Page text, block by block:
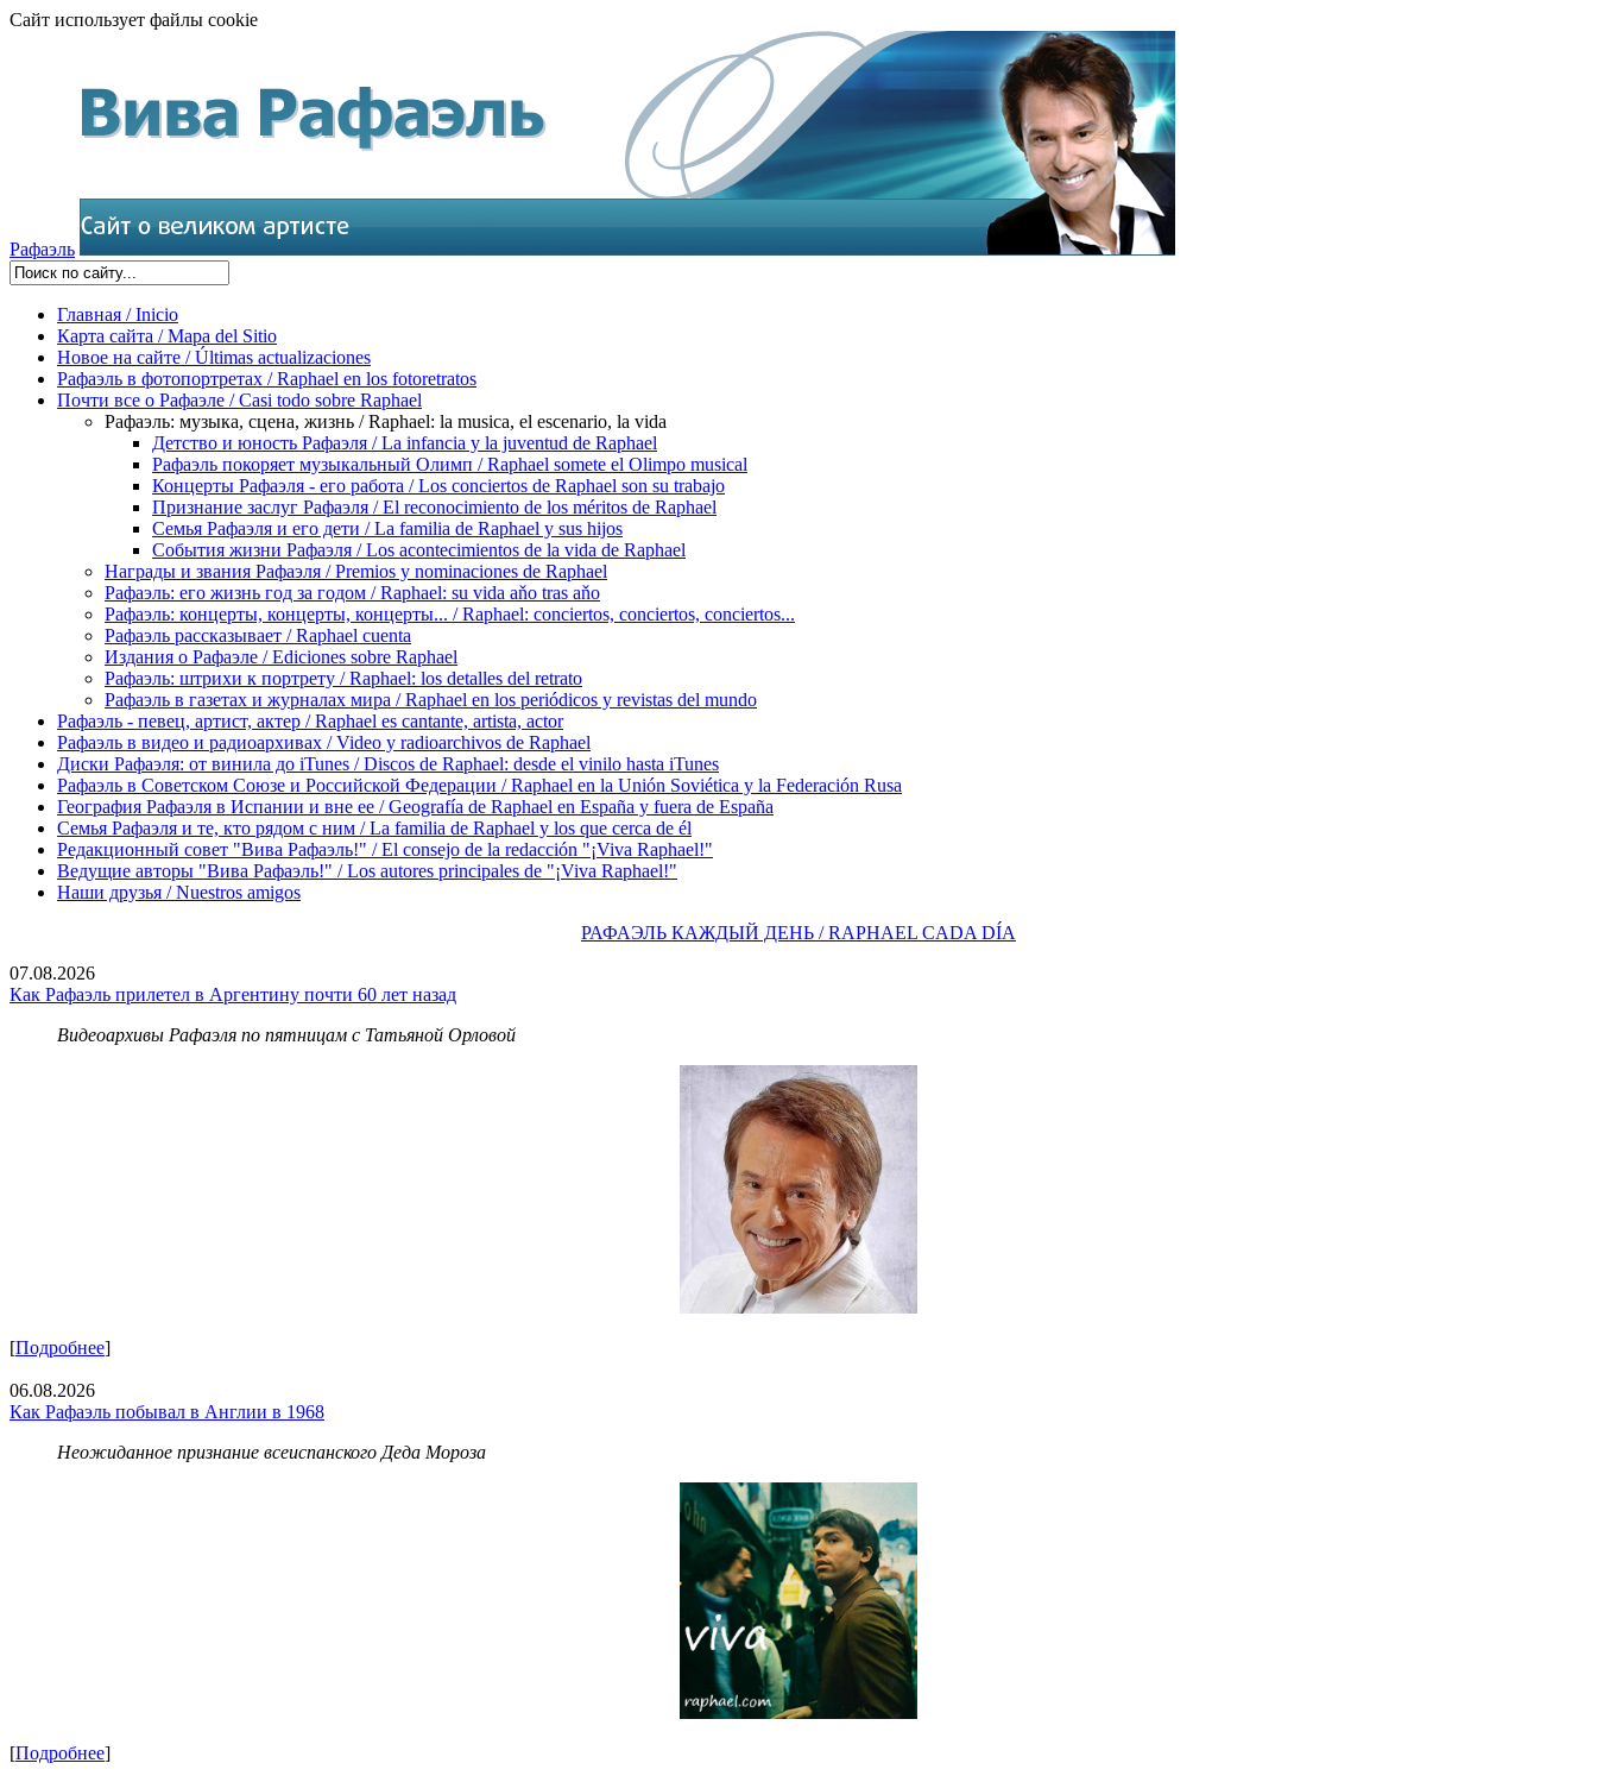
Сайт использует файлы cookie
Рафаэль
Главная / Inicio
Карта сайта / Mapa del Sitio
Новое на сайте / Últimas actualizaciones
Рафаэль в фотопортретах / Raphael en los fotoretratos
Почти все о Рафаэле / Casi todo sobre Raphael
Рафаэль: музыка, сцена, жизнь / Raphael: la musica, el escenario, la vida
Детство и юность Рафаэля / La infancia y la juventud de Raphael
Рафаэль покоряет музыкальный Олимп / Raphael somete el Olimpo musical
Концерты Рафаэля - его работа / Los conciertos de Raphael son su trabajo
Признание заслуг Рафаэля / El reconocimiento de los méritos de Raphael
Семья Рафаэля и его дети / La familia de Raphael y sus hijos
События жизни Рафаэля / Los acontecimientos de la vida de Raphael
Награды и звания Рафаэля / Premios y nominaciones de Raphael
Рафаэль: его жизнь год за годом / Raphael: su vida aňo tras aňo
Рафаэль: концерты, концерты, концерты... / Raphael: conciertos, сonciertos, сonciertos...
Рафаэль рассказывает / Raphael cuenta
Издания о Рафаэле / Ediciones sobre Raphael
Рафаэль: штрихи к портрету / Raphael: los detalles del retrato
Рафаэль в газетах и журналах мира / Raphael en los periódicos y revistas del mundo
Рафаэль - певец, артист, актер / Raphael es cantante, artista, actor
Рафаэль в видео и радиоархивах / Video y radioarchivos de Raphael
Диски Рафаэля: от винила до iTunes / Discos de Raphael: desde el vinilo hasta iTunes
Рафаэль в Советском Союзе и Российской Федерации / Raphael en la Unión Soviética y la Federación Rusa
География Рафаэля в Испании и вне ее / Geografía de Raphael en España y fuera de España
Семья Рафаэля и те, кто рядом с ним / La familia de Raphael y los que cerca de él
Редакционный совет "Вива Рафаэль!" / El consejo de la redacción "¡Viva Raphael!"
Ведущие авторы "Вива Рафаэль!" / Los autores principales de "¡Viva Raphael!"
Наши друзья / Nuestros amigos
РАФАЭЛЬ КАЖДЫЙ ДЕНЬ / RAPHAEL CADA DÍA
07.08.2026
Как Рафаэль прилетел в Аргентину почти 60 лет назад
Видеоархивы Рафаэля по пятницам с Татьяной Орловой
[Подробнее]
06.08.2026
Как Рафаэль побывал в Англии в 1968
Неожиданное признание всеиспанского Деда Мороза
[Подробнее]